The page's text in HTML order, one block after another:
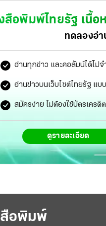
สือพิมพ์ไทยรัฐ เนื้อ
ทดลองอ่
อ่านทุกข่าว และคอลัมน์ได้ไม่จ
อ่านข่าวบนเว็บไซต์ไทยรัฐ แ
สมัครง่าย ไม่ต้องใช้บัตรเครดิต
ดูรายละเอียด
อพิมพ์